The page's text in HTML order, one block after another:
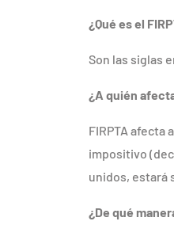
¿Qué es el
Son las siglas
¿A quién
FIRPTA
impositivo
unidos, estará
¿De qué